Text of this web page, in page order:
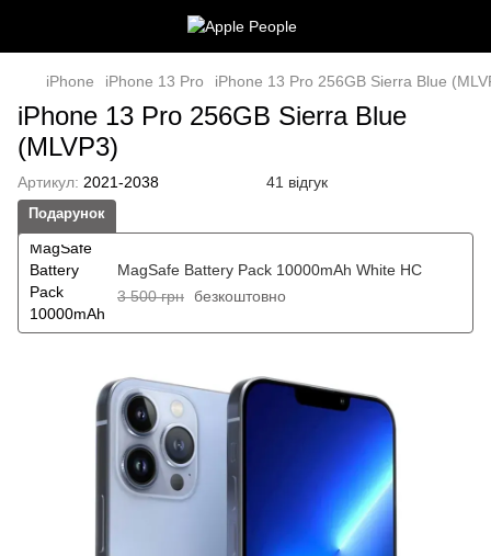
iPhone iPhone 13 Pro iPhone 13 Pro 256GB Sierra Blue
iPhone 13 Pro 256GB Sierra Blue
(MLVP3)
Артикул: 2021-2038 41 відгук
Подарунок
MagSafe Battery Pack 10000mAh White HC
3 500 грн безкоштовно